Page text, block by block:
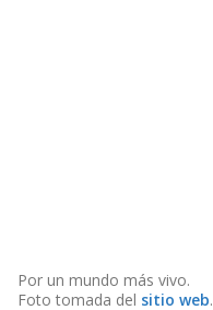
Por un mundo más vivo.
Foto tomada del sitio web.